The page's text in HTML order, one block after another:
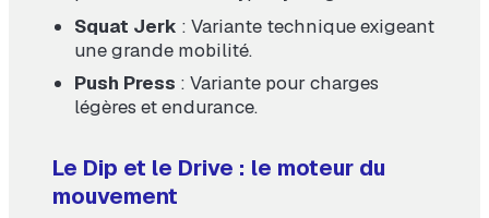
Squat Jerk : Variante technique exigeant
une grande mobilité.
Push Press : Variante pour charges
légères et endurance.
Le Dip et le Drive : le moteur du
mouvement